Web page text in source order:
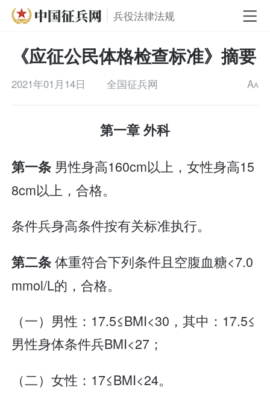
兵役法律法规
《应征公民体格检查标准》摘要
2021年01月14日 全国征兵网 AA
第一章 外科
第一条 男性身高160cm以上，女性身高15
8cm以上，合格。
条件兵身高条件按有关标准执行。
第二条体重符合下列条件且空腹血糖<7.0
mmol/L的，合格。
（一）男性：17.5≤BMI<30，其中：17.5≤
男性身体条件兵BMI<27；
（二）女性：17≤BMI<24。